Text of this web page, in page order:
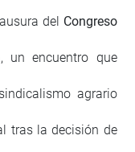
del Congreso
, un encuentro que
agrario
tras la decisión de